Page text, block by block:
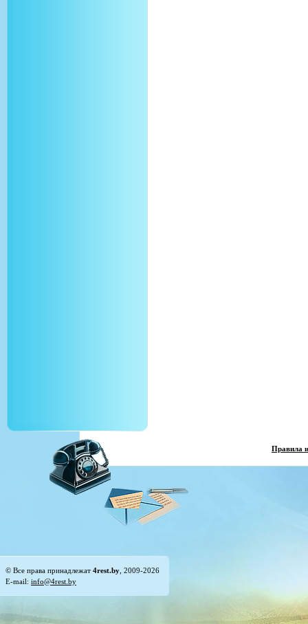
Правила
© Все права принадлежат 4rest.by , 2009-2026
E-mail: info@4rest.by